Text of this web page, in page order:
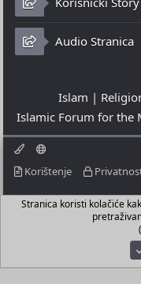
Audio Stranica
Islam |
Islamic Forum for the
Korištenje
©
©
Stranica koristi kolačiće
(